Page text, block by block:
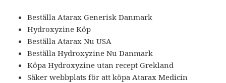
Beställa Atarax Generisk Danmark
Hydroxyzine Köp
Beställa Atarax Nu USA
Beställa Hydroxyzine Nu Danmark
Köpa Hydroxyzine utan recept Grekland
Säker webbplats för att köpa Atarax Medicin